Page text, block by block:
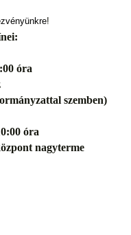
!
óra
szemben)
óra
nagyterme